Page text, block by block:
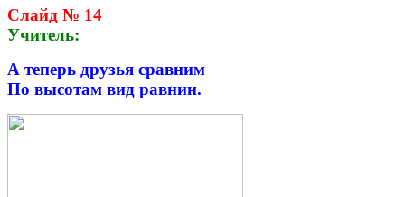
Слайд № 14
Учитель:
А теперь друзья сравним
По высотам вид равнин.